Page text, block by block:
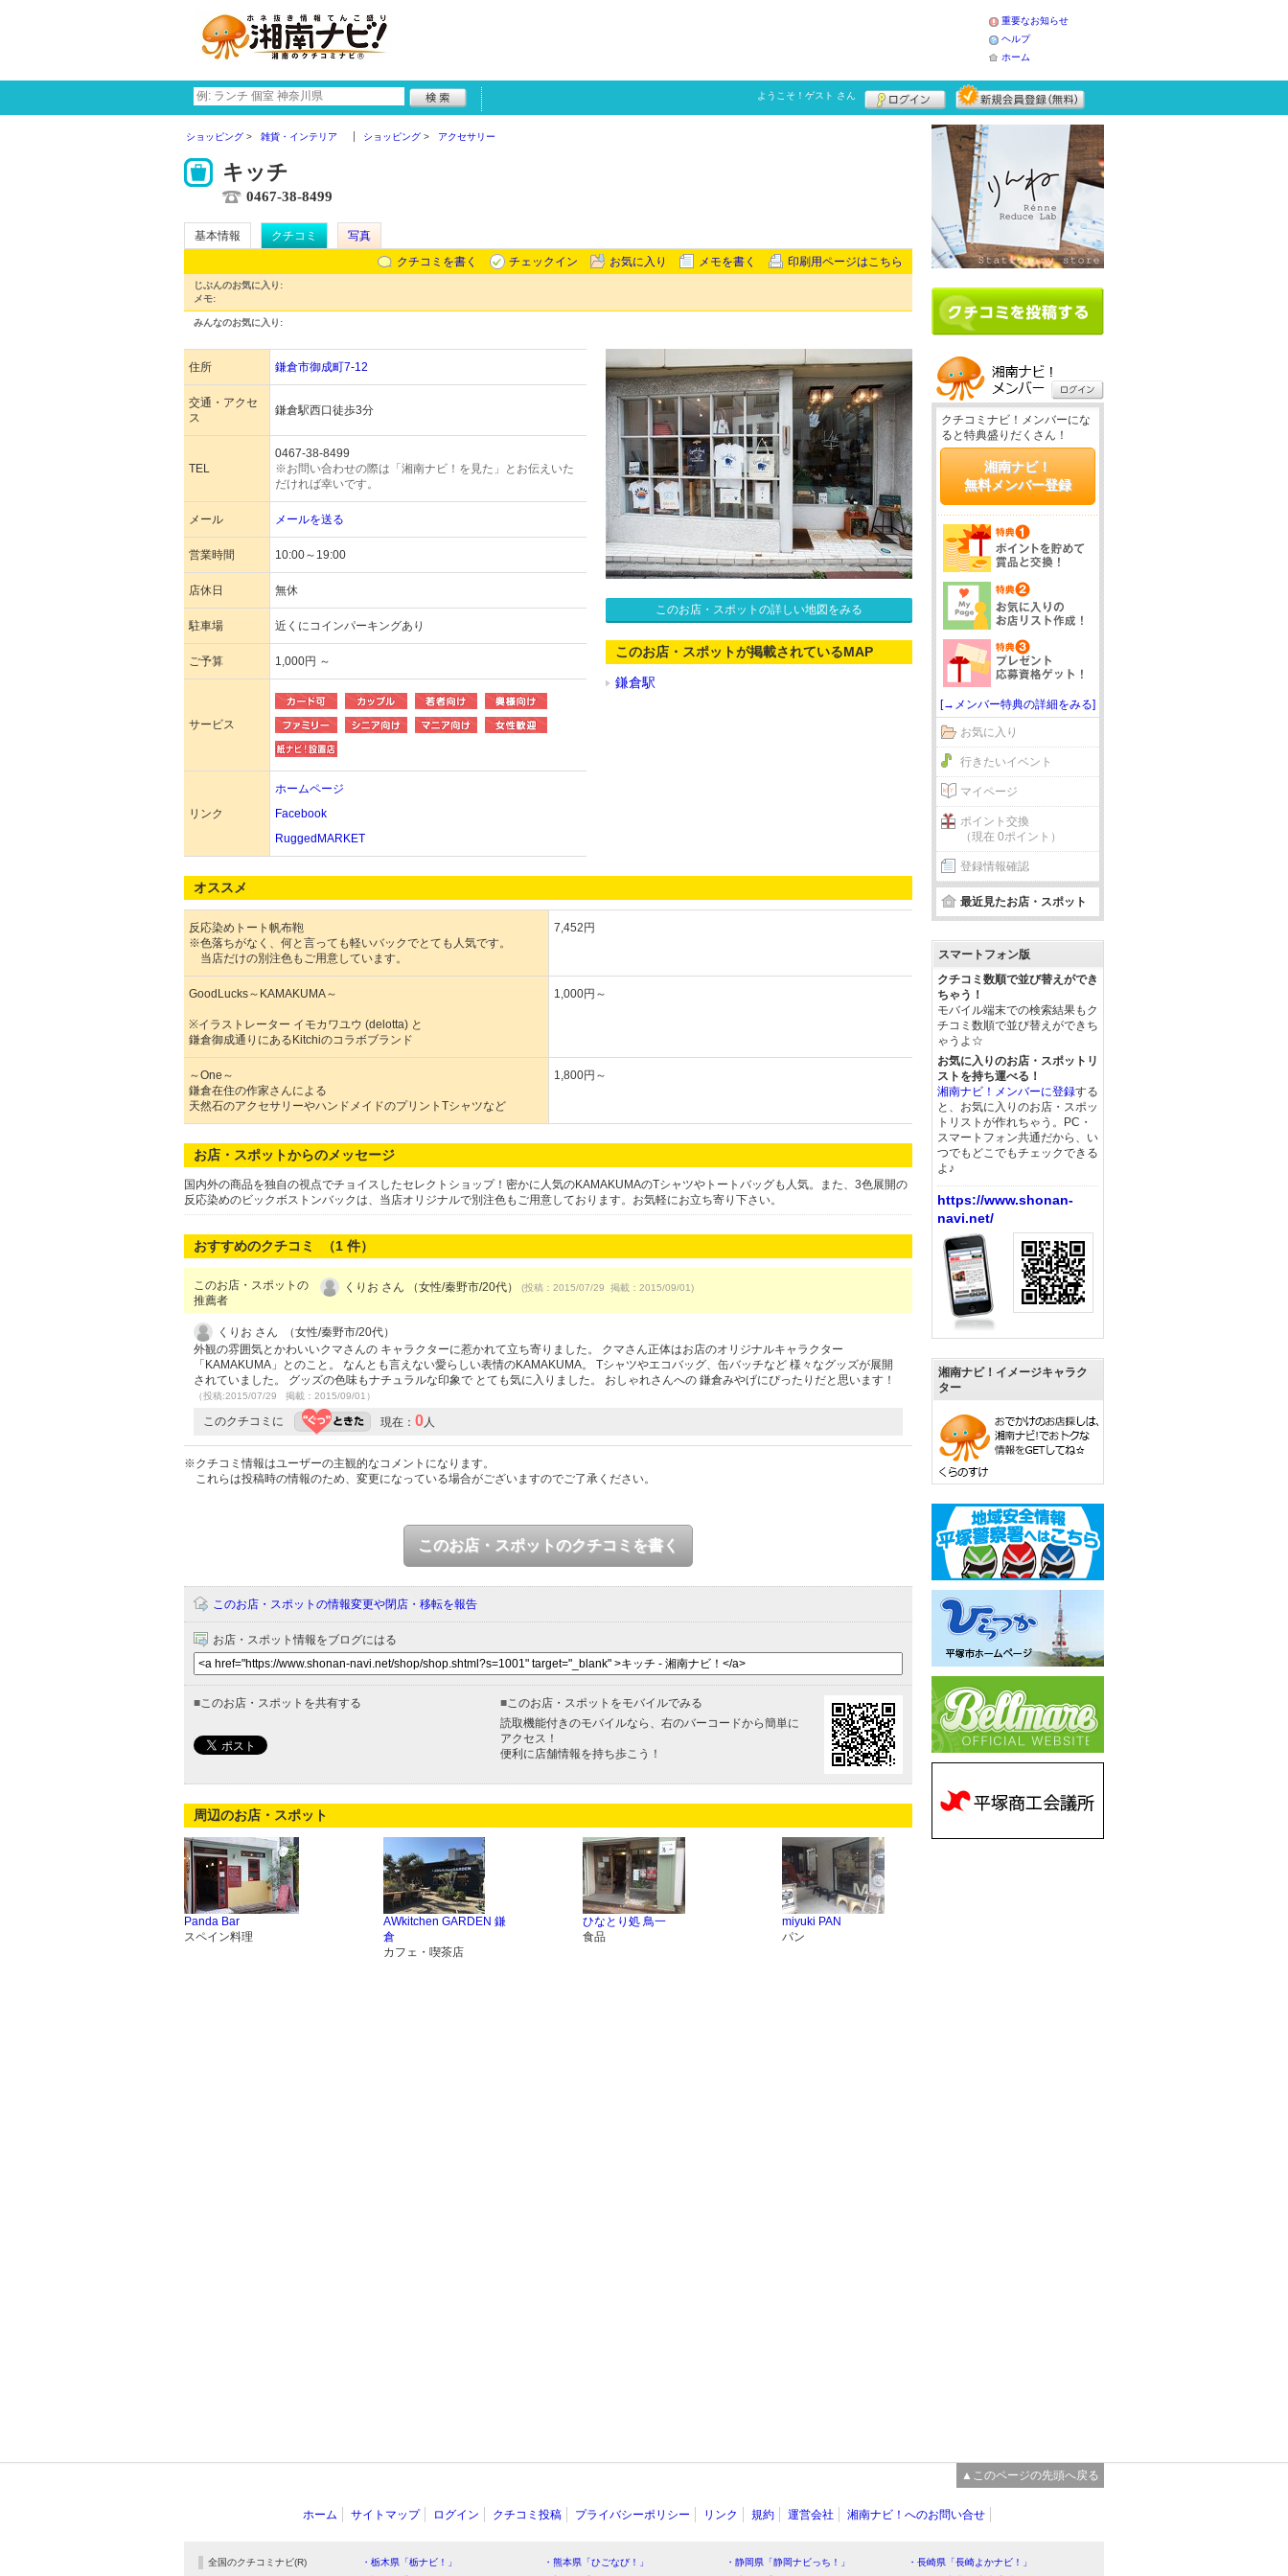
重要なお知らせ
ヘルプ
ホーム
ようこそ！ ゲスト さん
ショッピング 雑貨・インテリア ショッピング アクセサリー
キッチ
0467-38-8499
基本情報 クチコミ
写真
クチコミを書く
チェックイン お気に入り メモを書く 印刷用ページはこちら
じぶんのお気に入り:
メモ:
みんなのお気に入り:
住所 鎌倉市御成町7-12
交通・アクセ
ス
鎌倉駅西口徒歩3分
TEL
0467-38-8499
※お問い合わせの際は「湘南ナビ！を見た」とお伝えいた
だければ幸いです。
メール メールを送る
営業時間 10:00～19:00
店休日 無休
駐車場 近くにコインパーキングあり
ご予算 1,000円 ～
サービス
リンク
ホームページ
Facebook
RuggedMARKET
このお店・スポットの詳しい地図をみる
このお店・スポットが掲載されているMAP
鎌倉駅
オススメ
反応染めトート帆布鞄
※色落ちがなく、何と言っても軽いバックでとても人気です。
当店だけの別注色もご用意しています。
7,452円
GoodLucks～KAMAKUMA～
※イラストレーター イモカワユウ (delotta) と
鎌倉御成通りにあるKitchiのコラボブランド
1,000円～
～One～
鎌倉在住の作家さんによる
天然石のアクセサリーやハンドメイドのプリントTシャツなど
1,800円～
お店・スポットからのメッセージ
国内外の商品を独自の視点でチョイスしたセレクトショップ！密かに人気のKAMAKUMAのTシャツやトートバッグも人気。また、3色展開の
反応染めのビックボストンバックは、当店オリジナルで別注色もご用意しております。お気軽にお立ち寄り下さい。
おすすめのクチコミ （1 件）
このお店・スポットの
推薦者
くりお さん （女性/秦野市/20代） (投稿：2015/07/29 掲載：2015/09/01)
くりお さん （女性/秦野市/20代）
外観の雰囲気とかわいいクマさんの キャラクターに惹かれて立ち寄りました。 クマさん正体はお店のオリジナルキャラクター
「KAMAKUMA」とのこと。 なんとも言えない愛らしい表情のKAMAKUMA。 Tシャツやエコバッグ、缶バッチなど 様々なグッズが展開
されていました。 グッズの色味もナチュラルな印象で とても気に入りました。 おしゃれさんへの 鎌倉みやげにぴったりだと思います！
（投稿:2015/07/29 掲載：2015/09/01）
このクチコミに 現在： 0人
※クチコミ情報はユーザーの主観的なコメントになります。
これらは投稿時の情報のため、変更になっている場合がございますのでご了承ください。
このお店・スポットのクチコミを書く
このお店・スポットの情報変更や閉店・移転を報告
お店・スポット情報をブログにはる
■このお店・スポットを共有する ■このお店・スポットをモバイルでみる
読取機能付きのモバイルなら、右のバーコードから簡単に
アクセス！
便利に店舗情報を持ち歩こう！
周辺のお店・スポット
Panda Bar
スペイン料理
AWkitchen GARDEN 鎌
倉
カフェ・喫茶店
ひなとり処 鳥一
食品
miyuki PAN
パン
クチコミナビ！メンバーにな
ると特典盛りだくさん！
湘南ナビ！
無料メンバー登録
[→メンバー特典の詳細をみる]
お気に入り
行きたいイベント
マイページ
ポイント交換
（現在 0ポイント）
登録情報確認
最近見たお店・スポット
スマートフォン版
クチコミ数順で並び替えができ
ちゃう！
モバイル端末での検索結果もク
チコミ数順で並び替えができち
ゃうよ☆
お気に入りのお店・スポットリ
ストを持ち運べる！
湘南ナビ！メンバーに登録する
と、お気に入りのお店・スポッ
トリストが作れちゃう。PC・
スマートフォン共通だから、い
つでもどこでもチェックできる
よ♪
https://www.shonan-
navi.net/
湘南ナビ！イメージキャラク
ター
▲このページの先頭へ戻る
ホーム サイトマップ ログイン クチコミ投稿 プライバシーポリシー リンク 規約 運営会社 湘南ナビ！へのお問い合せ
全国のクチコミナビ(R) ・栃木県「栃ナビ！」 ・熊本県「ひごなび！」 ・静岡県「静岡ナビっち！」
・長崎県「長崎よかナビ！」